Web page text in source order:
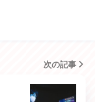
次の記事